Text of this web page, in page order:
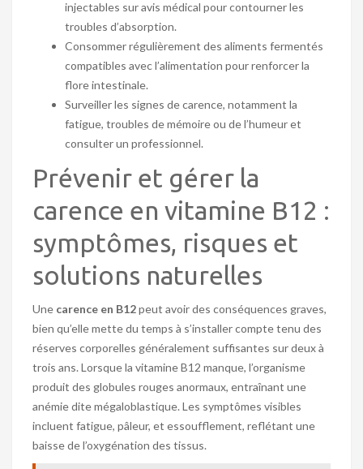
injectables sur avis médical pour contourner les
troubles d’absorption.
Consommer régulièrement des aliments fermentés
compatibles avec l’alimentation pour renforcer la
flore intestinale.
Surveiller les signes de carence, notamment la
fatigue, troubles de mémoire ou de l’humeur et
consulter un professionnel.
Prévenir et gérer la
carence en vitamine B12 :
symptômes, risques et
solutions naturelles
Une carence en B12peut avoir des conséquences graves,
bien qu’elle mette du temps à s’installer compte tenu des
réserves corporelles généralement suffisantes sur deux à
trois ans. Lorsque la vitamine B12 manque, l’organisme
produit des globules rouges anormaux, entraînant une
anémie dite mégaloblastique. Les symptômes visibles
incluent fatigue, pâleur, et essoufflement, reflétant une
baisse de l’oxygénation des tissus.